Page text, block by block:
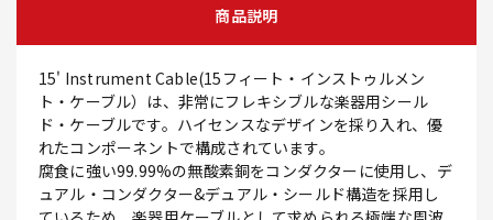
商品説明
15' Instrument Cable(15フィート・インストゥルメン
ト・ケーブル）は、非常にフレキシブルな楽器用シール
ド・ケーブルです。ハイセンスなデザインを採り入れ、優
れたコンポーネントで構成されています。
腐食に強い99.99%の無酸素銅をコンダクターに使用し、デ
ュアル・コンダクター&デュアル・シールド構造を採用し